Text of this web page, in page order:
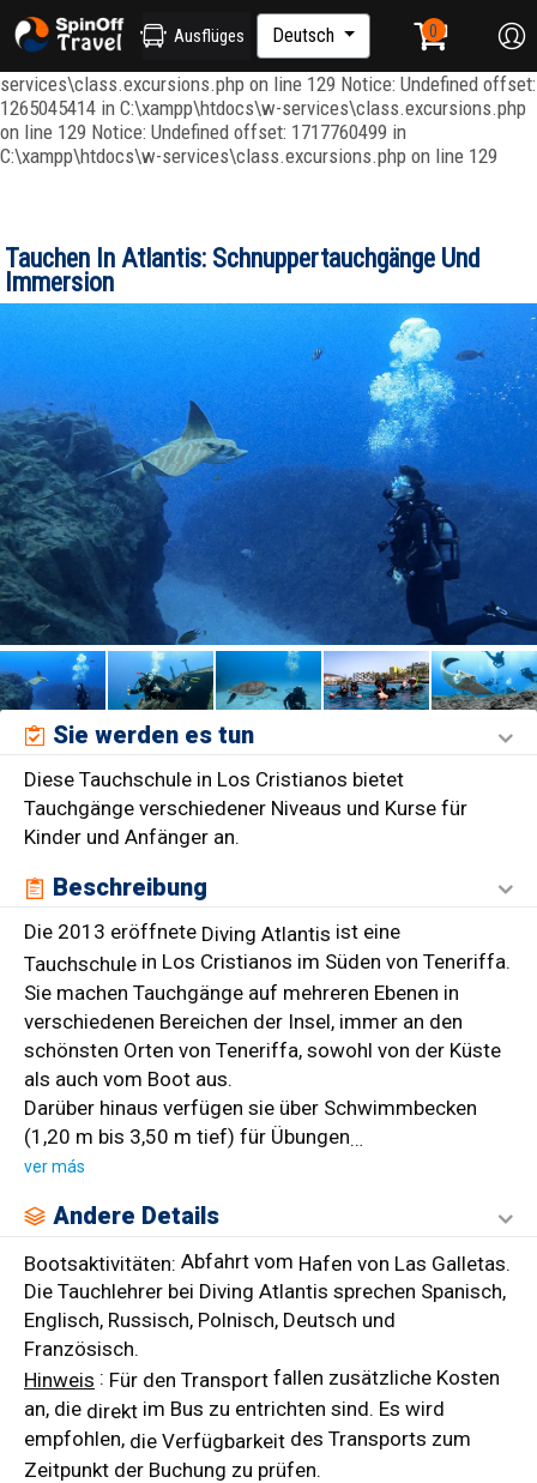
Notice: Undefined index: ordenar in C:\xampp\htdocs\w-
services\repositories\GroupRepository.php on line 415 Notice:
Undefined offset: 1265045344 in C:\xampp\htdocs\w-
services\class.excursions.php on line 129 Notice: Undefined offset:
1265045414 in C:\xampp\htdocs\w-services\class.excursions.php
on line 129 Notice: Undefined offset: 1717760499 in
C:\xampp\htdocs\w-services\class.excursions.php on line 129
Ausflüges Deutsch
Tauchen In Atlantis: Schnuppertauchgänge Und
Immersion
Sie werden es tun
Diese Tauchschule in Los Cristianos bietet
Tauchgänge verschiedener Niveaus und Kurse für
Kinder und Anfänger an.
Beschreibung
Die 2013 eröffnete Diving Atlantis ist eine
Tauchschule in Los Cristianos im Süden von Teneriffa.
Sie machen Tauchgänge auf mehreren Ebenen in
verschiedenen Bereichen der Insel, immer an den
schönsten Orten von Teneriffa, sowohl von der Küste
als auch vom Boot aus.
Darüber hinaus verfügen sie über Schwimmbecken
(1,20 m bis 3,50 m tief) für Übungen…
ver más
Andere Details
Bootsaktivitäten: Abfahrt vom Hafen von Las Galletas.
Die Tauchlehrer bei Diving Atlantis sprechen Spanisch,
Englisch, Russisch, Polnisch, Deutsch und
Französisch.
Hinweis : Für den Transport fallen zusätzliche Kosten
an, die direkt im Bus zu entrichten sind. Es wird
empfohlen, die Verfügbarkeit des Transports zum
Zeitpunkt der Buchung zu prüfen.